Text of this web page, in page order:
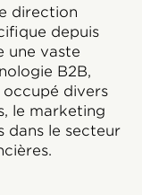
direction
depuis
une vaste
B2B,
divers
le marketing
dans le secteur